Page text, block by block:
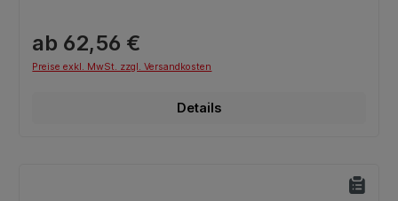
ab 62,56 €
Preise exkl. MwSt. zzgl. Versandkosten
Details